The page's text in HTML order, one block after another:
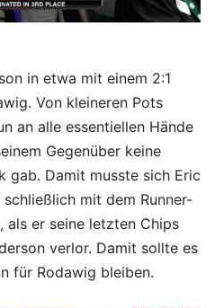
in etwa mit einem 2:1
Von kleineren Pots
an alle essentiellen Hände
Gegenüber keine
gab. Damit musste sich Eric
mit dem Runner-
als er seine letzten Chips
verlor. Damit sollte es
für Rodawig bleiben.